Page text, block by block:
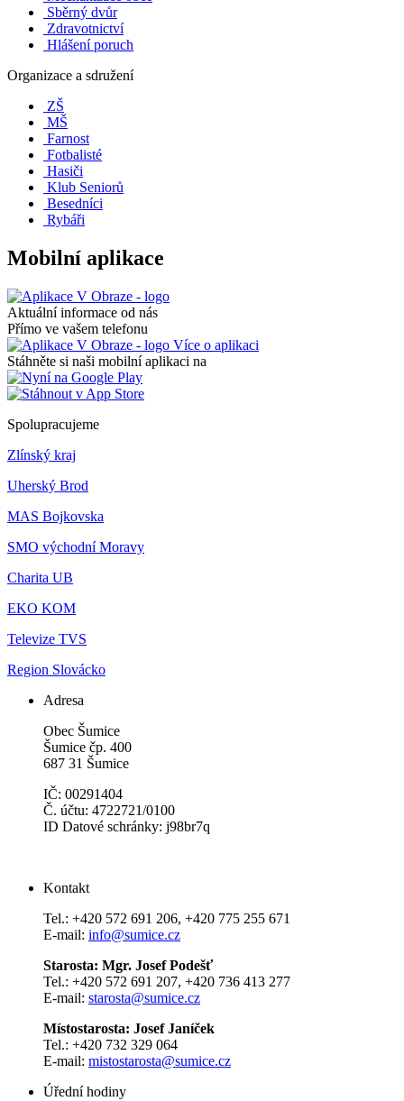
Sběrný dvůr
Zdravotnictví
Hlášení poruch
Organizace a sdružení
ZŠ
MŠ
Farnost
Fotbalisté
Hasiči
Klub Seniorů
Besedníci
Rybáři
Mobilní aplikace
Aktuální informace od nás
Přímo ve vašem telefonu
Více o aplikaci
Stáhněte si naši mobilní aplikaci na
Spolupracujeme
Zlínský kraj
Uherský Brod
MAS Bojkovska
SMO východní Moravy
Charita UB
EKO KOM
Televize TVS
Region Slovácko
Adresa
Obec Šumice
Šumice čp. 400
687 31 Šumice
IČ: 00291404
Č. účtu: 4722721/0100
ID Datové schránky: j98br7q
Kontakt
Tel.: +420 572 691 206, +420 775 255 671
E-mail: info@sumice.cz
Starosta: Mgr. Josef Podešť
Tel.: +420 572 691 207, +420 736 413 277
E-mail: starosta@sumice.cz
Místostarosta: Josef Janíček
Tel.: +420 732 329 064
E-mail: mistostarosta@sumice.cz
Úřední hodiny